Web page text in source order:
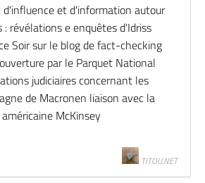
d'influence et d'information autour
: révélations e enquêtes d'Idriss
Soir sur le blog de fact-checking
par le Parquet National
judiciaires concernant les
de Macronen liaison avec la
McKinsey
TITOU.NET